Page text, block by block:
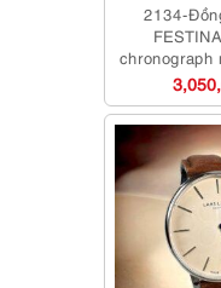
2134-
chronograph